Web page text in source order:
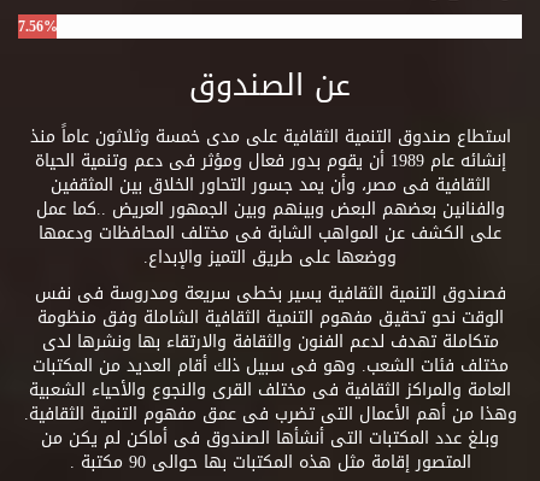
7.56%
عن الصندوق
استطاع صندوق التنمية الثقافية على مدى خمسة وثلاثون عاماً منذ
إنشائه عام 1989 أن يقوم بدور فعال ومؤثر فى دعم وتنمية الحياة
الثقافية فى مصر، وأن يمد جسور التحاور الخلاق بين المثقفين
والفنانين بعضهم البعض وبينهم وبين الجمهور العريض ..كما عمل
على الكشف عن المواهب الشابة فى مختلف المحافظات ودعمها
ووضعها على طريق التميز والإبداع.
فصندوق التنمية الثقافية يسير بخطى سريعة ومدروسة فى نفس
الوقت نحو تحقيق مفهوم التنمية الثقافية الشاملة وفق منظومة
متكاملة تهدف لدعم الفنون والثقافة والارتقاء بها ونشرها لدى
مختلف فئات الشعب. وهو فى سبيل ذلك أقام العديد من المكتبات
العامة والمراكز الثقافية فى مختلف القرى والنجوع والأحياء الشعبية
وهذا من أهم الأعمال التى تضرب فى عمق مفهوم التنمية الثقافية.
وبلغ عدد المكتبات التى أنشأها الصندوق فى أماكن لم يكن من
المتصور إقامة مثل هذه المكتبات بها حوالى 90 مكتبة .